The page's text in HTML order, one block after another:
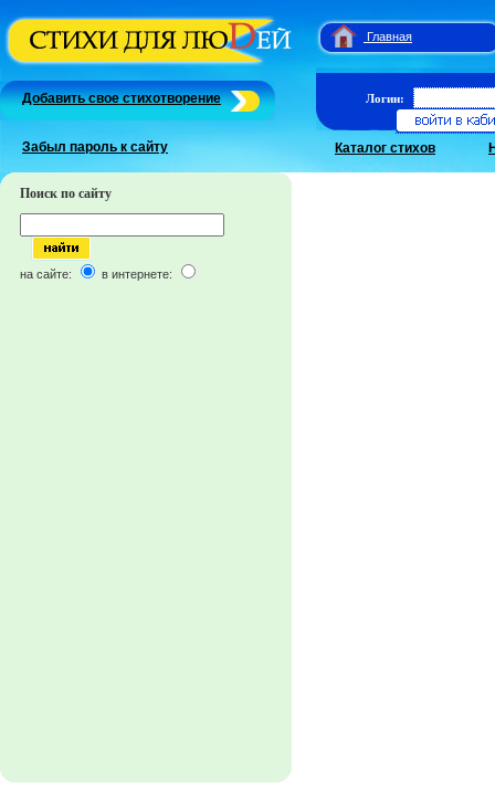
Главная
Добавить свое стихотворение
Забыл пароль к сайту
Логин:
Каталог стихов
Поиск по сайту
на сайте: в интернете: